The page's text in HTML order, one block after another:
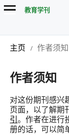
教育学刊
主页 / 作者须知
作者须知
对这份期刊感兴
页面，以了解期
引。作者在进行
册的话，可以简